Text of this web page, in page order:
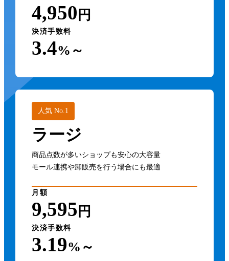
4,950 円
決済手数料
3.4%～
人気 No.1
ラージ
商品点数が多いショップも安心の大容量
モール連携や卸販売を行う場合にも最適
月額
9,595 円
決済手数料
3.19%～